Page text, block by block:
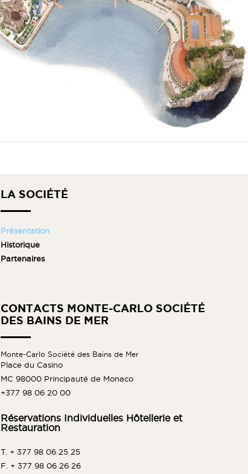
LA SOCIÉTÉ
Présentation
Historique
Partenaires
CONTACTS MONTE-CARLO SOCIÉTÉ
DES BAINS DE MER
Monte-Carlo Société des Bains de Mer
Place du Casino
MC 98000 Principauté de Monaco
+377 98 06 20 00
Réservations Individuelles Hôtellerie et
Restauration
T. + 377 98 06 25 25
F. + 377 98 06 26 26